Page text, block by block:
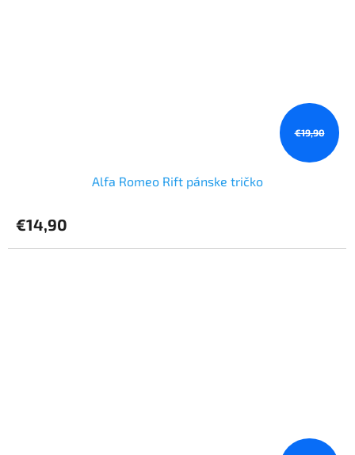
€19,90
Alfa Romeo Rift pánske tričko
€14,90